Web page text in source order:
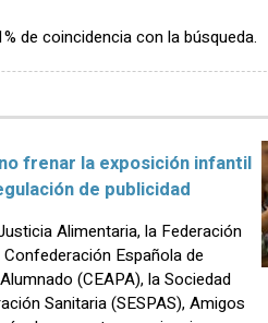
de coincidencia con la búsqueda.
frenar la exposición infantil
de publicidad
Alimentaria, la Federación
Española de
(CEAPA), la Sociedad
Sanitaria (SESPAS), Amigos